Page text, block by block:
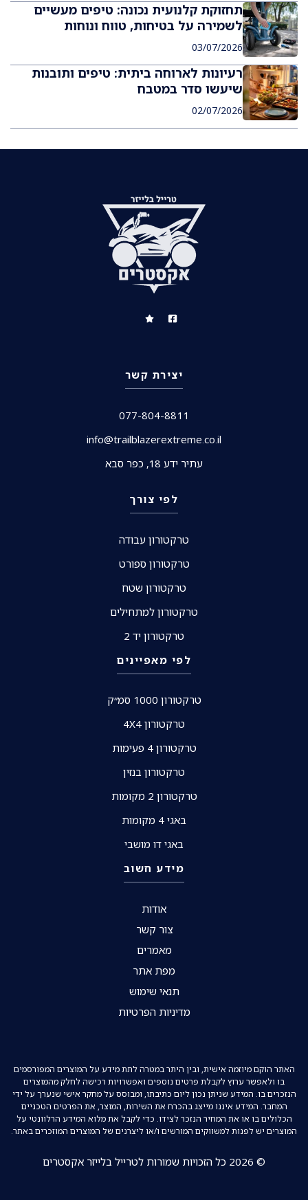
תחזוקת קלנועית נכונה: טיפים מעשיים
לשמירה על בטיחות, טווח ונוחות
03/07/2026
רעיונות לארוחה ביתית: טיפים ותובנות
שיעשו סדר במטבח
02/07/2026
יצירת קשר
077-804-8811
info@trailblazerextreme.co.il
עתיר ידע 18, כפר סבא
לפי צורך
טרקטורון עבודה
טרקטורון ספורט
טרקטורון שטח
טרקטורון למתחילים
טרקטורון יד 2
לפי מאפיינים
טרקטורון 1000 סמ״ק
טרקטורון 4X4
טרקטורון 4 פעימות
טרקטורון בנזין
טרקטורון 2 מקומות
באגי 4 מקומות
באגי דו מושבי
מידע חשוב
אודות
צור קשר
מאמרים
מפת אתר
תנאי שימוש
מדיניות הפרטיות
האתר הוקם מיוזמה אישית, ובין היתר במטרה לתת מידע על המוצרים המפורסמים
בו ולאפשר ערוץ לקבלת פרטים נוספים ואפשרויות רכישה לחלק מהמוצרים
הנזכרים בו. המידע שניתן נכון ליום כתיבתו, ומבוסס על מחקר אישי שנערך על ידי
המחבר. המידע איננו מייצג בהכרח את השירות, המוצר, את הפרטים הטכניים
הכלולים בו או את המחיר הנזכר לצידו. כדי לקבל את מלוא המידע הרלוונטי על
המוצרים יש לפנות למשווקים המורשים ו/או ליצרנים של המוצרים המוזכרים באתר.
© 2026 כל הזכויות שמורות לטרייל בלייזר אקסטרים